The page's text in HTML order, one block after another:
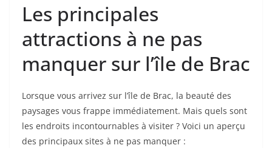
Les principales
attractions à ne pas
manquer sur l’île de Brac
Lorsque vous arrivez sur l’île de Brac, la beauté des
paysages vous frappe immédiatement. Mais quels sont
les endroits incontournables à visiter ? Voici un aperçu
des principaux sites à ne pas manquer :